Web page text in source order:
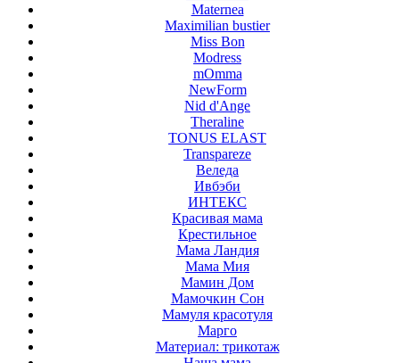
Maternea
Maximilian bustier
Miss Bon
Modress
mOmma
NewForm
Nid d'Ange
Theraline
TONUS ELAST
Transpareze
Веледа
Ивбэби
ИНТЕКС
Красивая мама
Крестильное
Мама Ландия
Мама Мия
Мамин Дом
Мамочкин Сон
Мамуля красотуля
Марго
Материал: трикотаж